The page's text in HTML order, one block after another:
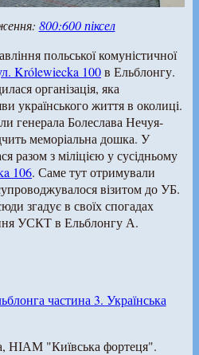
800:600 піксел
польської комуністичної
Królewiecka 100в Ельблонгу.
організація, яка
українського життя в околиці.
генерала Болеслава Нечуя-
меморіальна дошка. У
разом з міліцією у сусідньому
106. Саме тут отримували
візитом до УБ.
згадує в своїх спогадах
УСКТ в Ельблонгу А.
частина 3. Українська
НІАМ "Київська фортеця".